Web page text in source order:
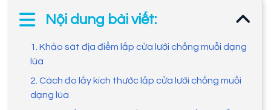
Nội dung bài viết:
1. Khảo sát địa điểm lắp cửa lưới chống muỗi dạng
lùa
2. Cách đo lấy kích thước lắp cửa lưới chống muỗi
dạng lùa